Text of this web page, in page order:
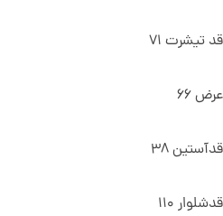
قد تیشرت 71
عرض 66
قدآستین 38
قدشلوار 110